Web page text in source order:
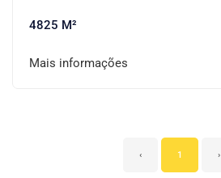
4825 M²
Mais informações
‹ 1 ›